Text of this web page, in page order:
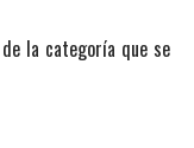
la categoría que se